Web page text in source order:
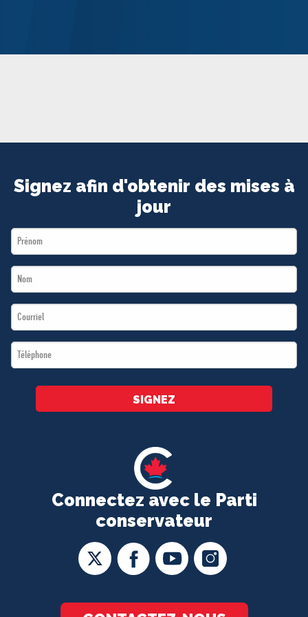
ADHÉREZ
Connectez avec le Parti
conservateur
Signez afin d'obtenir des mises à
jour
First
Name
Last
Name
Email
*
Téléphone
*
SIGNEZ